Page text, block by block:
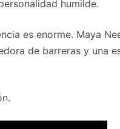
humilde.
es enorme. Maya
de barreras y una